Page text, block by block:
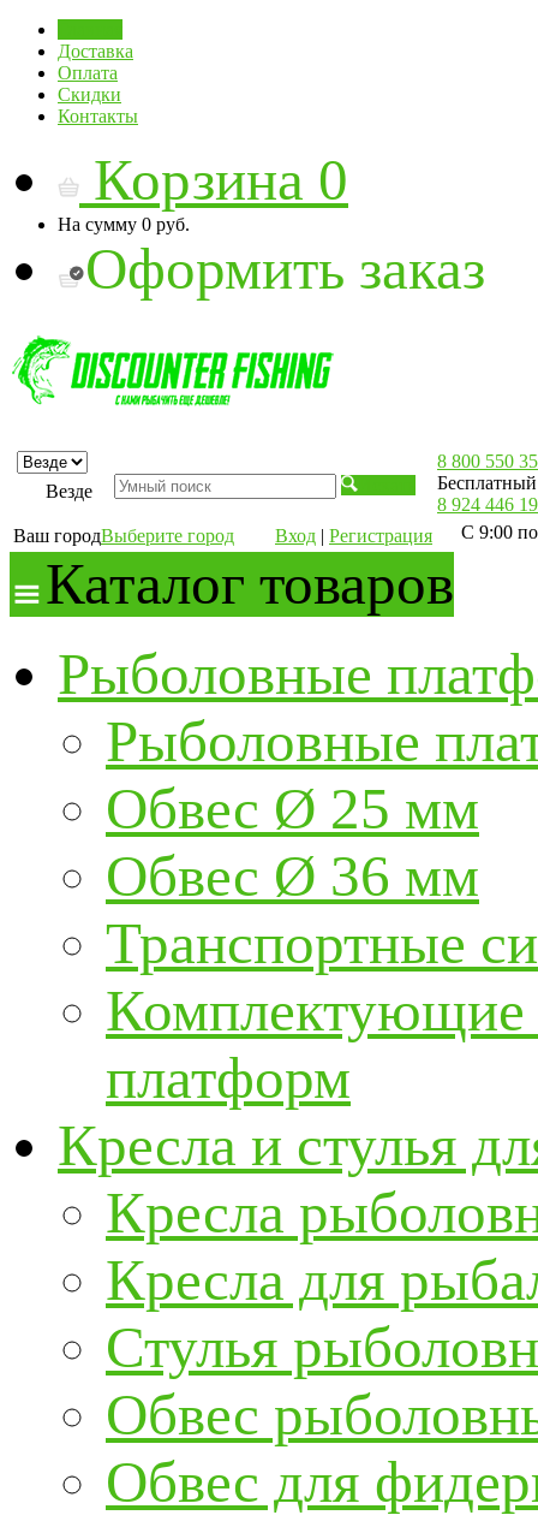
Доставка
Оплата
Скидки
Контакты
Корзина 0
На сумму 0 руб.
Оформить заказ
Везде
Ваш городВыберите город Вход | Регистрация
8 800 550
8 924 446
С 9:00
Каталог товаров
Рыболовные
Рыболовные
Обвес Ø 25 мм
Обвес Ø 36 мм
Транспортные
Комплектующие
платформ
Кресла и стулья
Кресла
Кресла для
Стулья
Обвес
Обвес для